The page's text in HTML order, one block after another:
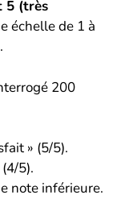
5 (très
échelle de 1 à
200
» (5/5).
5).
note inférieure.